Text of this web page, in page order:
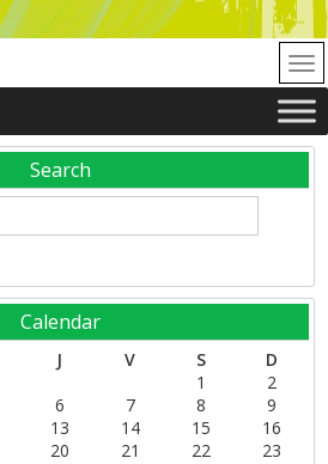
Search
Calendar
J V S
D
1
2
6 7 8
9
13 14 15
16
20 21 22
23